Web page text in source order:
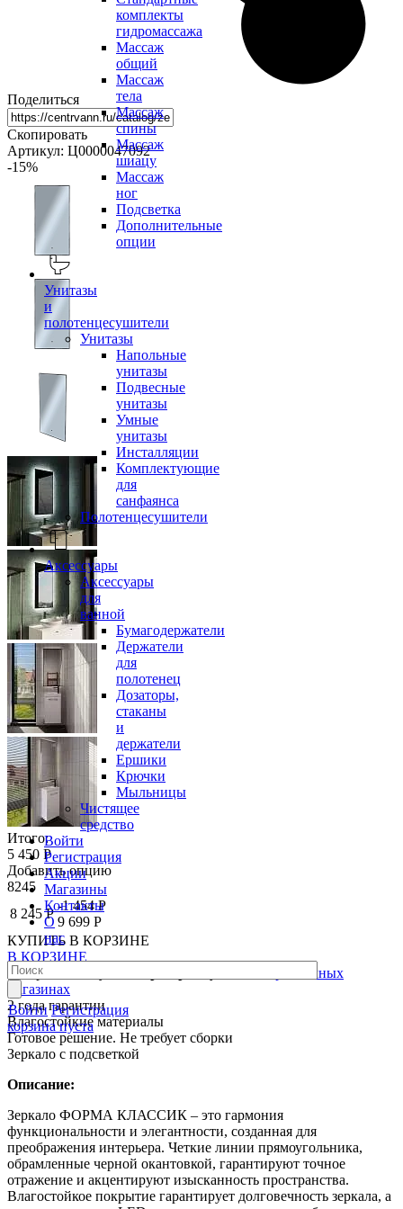
комплекты
гидромассажа
Массаж
общий
Массаж
тела
Массаж
спины
Массаж
шиацу
Массаж
ног
Подсветка
Дополнительные
опции
Унитазы
и
полотенцесушители
Унитазы
Напольные
унитазы
Подвесные
унитазы
Умные
унитазы
Инсталляции
Комплектующие
для
санфаянса
Полотенцесушители
Аксессуары
Аксессуары
для
ванной
Бумагодержатели
Держатели
для
полотенец
Дозаторы,
стаканы
и
держатели
Ершики
Крючки
Мыльницы
Чистящее
средство
Войти
Регистрация
Акции
Магазины
Контакты
О
нас
Войти Регистрация
корзина пуста
Поделиться
Скопировать
Артикул: Ц0000047092
-15%
Итого:
5 450 Р
Добавить опцию
8245
8 245 Р
-1 454 Р
9 699 Р
КУПИТЬ В КОРЗИНЕ
В КОРЗИНЕ
Товар можно купить
в наших розничных
магазинах
2 года гарантии
Влагостойкие материалы
Готовое решение. Не требует сборки
Зеркало с подсветкой
Описание:
Зеркало ФОРМА КЛАССИК – это гармония
функциональности и элегантности, созданная для
преображения интерьера. Четкие линии прямоугольника,
обрамленные черной окантовкой, гарантируют точное
отражение и акцентируют изысканность пространства.
Влагостойкое покрытие гарантирует долговечность зеркала, а